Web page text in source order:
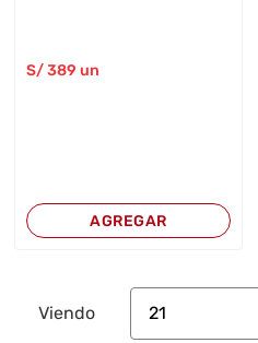
S/389 un
AGREGAR
Viendo 21